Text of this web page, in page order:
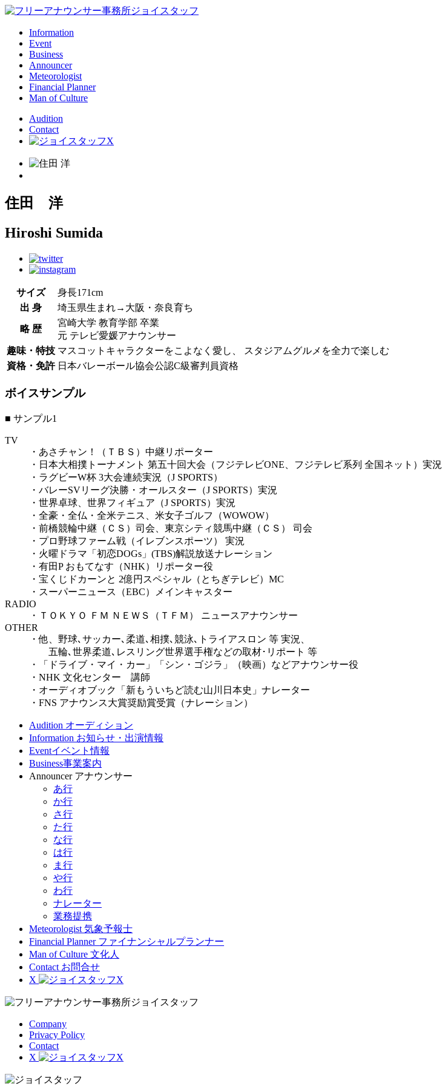
Information
Event
Business
Announcer
Meteorologist
Financial Planner
Man of Culture
Audition
Contact
住田 洋
Hiroshi Sumida
サイズ
身長171cm
出 身
埼玉県生まれ→大阪・奈良育ち
略 歴
宮崎大学 教育学部 卒業
元 テレビ愛媛アナウンサー
趣味・特技 マスコットキャラクターをこよなく愛し、 スタジアムグルメを全力で楽しむ
資格・免許 日本バレーボール協会公認C級審判員資格
ボイスサンプル
■ サンプル1
TV
・あさチャン！（ＴＢＳ）中継リポーター
・日本大相撲トーナメント 第五十回大会（フジテレビONE、フジテレビ系列 全国ネット）実況
・ラグビーW杯 3大会連続実況（J SPORTS）
・バレーSVリーグ決勝・オールスター（J SPORTS）実況
・世界卓球、世界フィギュア（J SPORTS）実況
・全豪・全仏・全米テニス、米女子ゴルフ（WOWOW）
・前橋競輪中継（ＣＳ）司会、東京シティ競馬中継（ＣＳ） 司会
・プロ野球ファーム戦（イレブンスポーツ） 実況
・火曜ドラマ「初恋DOGs」(TBS)解説放送ナレーション
・有田P おもてなす（NHK）リポーター役
・宝くじドカーンと 2億円スペシャル（とちぎテレビ）MC
・スーパーニュース（EBC）メインキャスター
RADIO
・ＴＯＫＹＯ ＦＭ ＮＥＷＳ（ＴＦＭ） ニュースアナウンサー
OTHER
・他、野球､サッカー､柔道､相撲､競泳､トライアスロン 等 実況、
五輪､世界柔道､レスリング世界選手権などの取材･リポート 等
・「ドライブ・マイ・カー」「シン・ゴジラ」（映画）などアナウンサー役
・NHK 文化センター 講師
・オーディオブック「新もういちど読む山川日本史」ナレーター
・FNS アナウンス大賞奨励賞受賞（ナレーション）
Audition オーディション
Information お知らせ・出演情報
Eventイベント情報
Business事業案内
Announcer アナウンサー
あ行
か行
さ行
た行
な行
は行
ま行
や行
わ行
ナレーター
業務提携
Meteorologist 気象予報士
Financial Planner ファイナンシャルプランナー
Man of Culture 文化人
Contact お問合せ
X
Company
Privacy Policy
Contact
X